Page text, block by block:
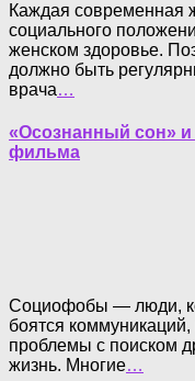
Каждая современная
социального
женском здоровье.
должно быть
врача…
«Осознанный сон» и
фильма
Социофобы — люди,
боятся
проблемы с поиском
жизнь. Многие…